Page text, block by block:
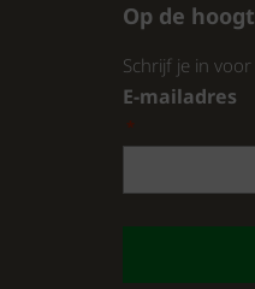
Op de
Schrijf je in
E-mailadres
*
CAPTCHA